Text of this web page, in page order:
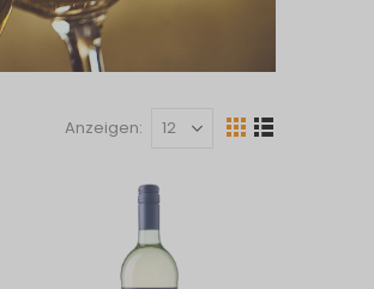
Anzeigen
Ansicht
Raster
Liste